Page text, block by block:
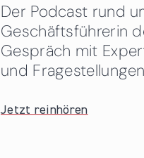
Der Podcast rund
Geschäftsführerin
Gespräch mit
und
Jetzt reinhören